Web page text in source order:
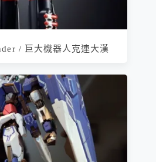
/ 巨大機器人克連大漢